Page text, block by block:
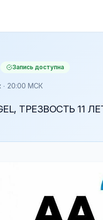
Запись доступна
· 20:00 МСК
ТРЕЗВОСТЬ 11